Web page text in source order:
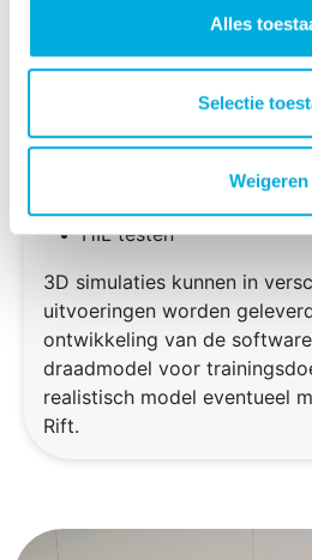
Alles
Selectie
Weigeren
Valideren
Ergonomie (ruimtelijk
Commerciële doeleinden
Virtuele Mockup
HIL testen
3D simulaties kunnen in
uitvoeringen worden
ontwikkeling van de
draadmodel voor
realistisch model eventueel
Rift.